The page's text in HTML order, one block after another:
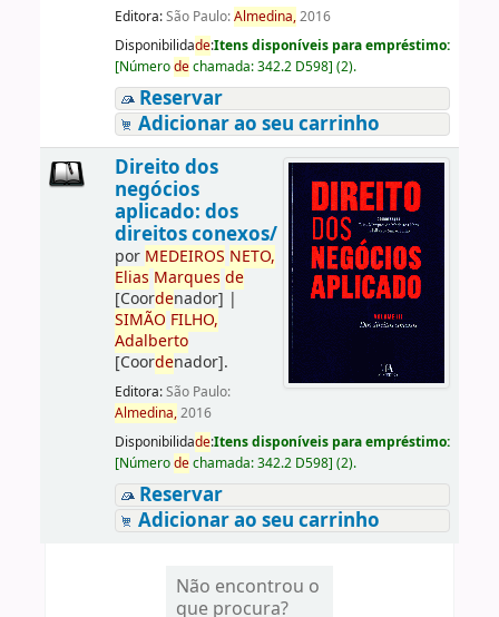
Editora:São Paulo:Almedina,2016
Disponibilidade:Itens disponíveis para empréstimo:
[Númerodechamada:342.2 D598] (2).
Reservar
Adicionar ao seu carrinho
Direito dos
negócios
aplicado: dos
direitos conexos/
por MEDEIROS NETO,
Elias Marques de
[Coordenador] |
SIMÃO FILHO,
Adalberto
[Coordenador].
Editora:São Paulo:
Almedina,2016
Disponibilidade:Itens disponíveis para empréstimo:
[Númerodechamada:342.2 D598] (2).
Reservar
Adicionar ao seu carrinho
Não encontrou o
que procura?